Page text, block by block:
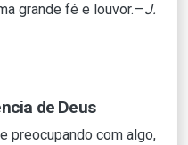
grande fé e louvor.—J.
de Deus
preocupando com algo,